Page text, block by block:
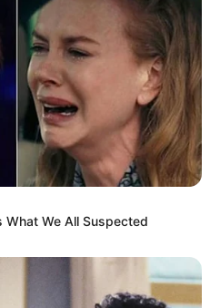
What We All Suspected